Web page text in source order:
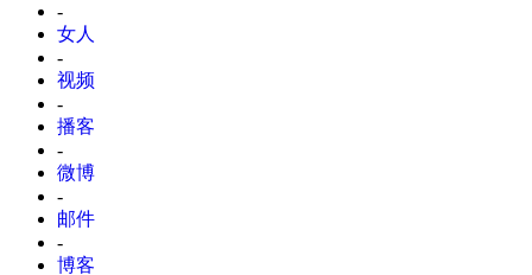
-
女人
-
视频
-
播客
-
微博
-
邮件
-
博客